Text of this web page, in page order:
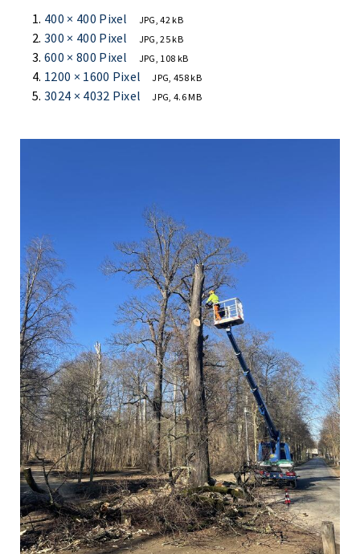
400 × 400 Pixel JPG, 42 kB
300 × 400 Pixel JPG, 25 kB
600 × 800 Pixel JPG, 108 kB
1200 × 1600 Pixel JPG, 458 kB
3024 × 4032 Pixel JPG, 4.6 MB